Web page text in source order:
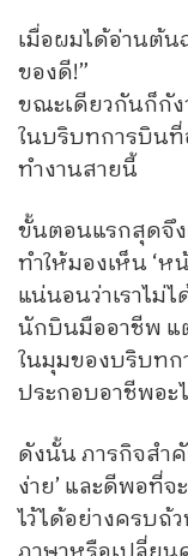
เมื่อผมได้อ่านต้น
ของดี!”
ขณะเดียวกันก็กัง
ในบริบทการบินที่
ทำงานสายนี้
ขั้นตอนแรกสุดจึ
ทำให้มองเห็น ‘ห
แน่นอนว่าเราไ
นักบินมืออาชีพ แ
ในมุมของบริบทก
ประกอบอาชีพอะ
ดังนั้น ภารกิจสำ
ง่าย’ และดีพอที่
ไว้ได้อย่างครบถ้